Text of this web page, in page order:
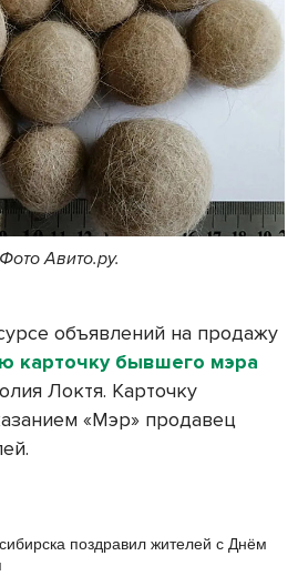
Авито.ру.
объявлений на продажу
карточку бывшего мэра
Локтя. Карточку
«Мэр» продавец
поздравил жителей с Днём